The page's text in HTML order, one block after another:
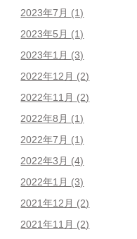
2023年7月 (1)
2023年5月 (1)
2023年1月 (3)
2022年12月 (2)
2022年11月 (2)
2022年8月 (1)
2022年7月 (1)
2022年3月 (4)
2022年1月 (3)
2021年12月 (2)
2021年11月 (2)